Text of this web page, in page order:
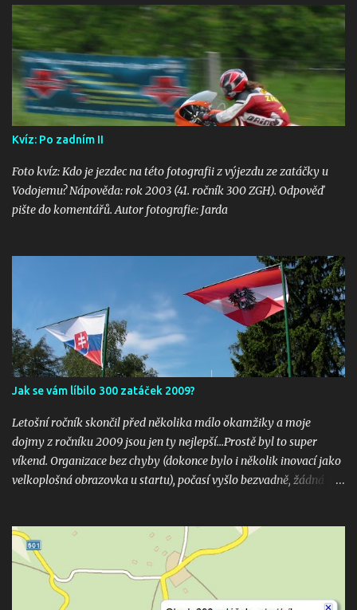
Kvíz: Po zadním II
Foto kvíz: Kdo je jezdec na této fotografii z výjezdu ze zatáčky u
Vodojemu? Nápověda: rok 2003 (41. ročník 300 ZGH). Odpověď
pište do komentářů. Autor fotografie: Jarda
Jak se vám líbilo 300 zatáček 2009?
Letošní ročník skončil před několika málo okamžiky a moje
dojmy z ročníku 2009 jsou jen ty nejlepší...Prostě byl to super
víkend. Organizace bez chyby (dokonce bylo i několik inovací jako
velkoplošná obrazovka u startu), počasí vyšlo bezvadně, žádná
email 300zatacek@gmail.com a podělte se s ostatními, budou
uveřejněny na těchto stránkých. Dík. A jak se líbily Zatáčky vám?
Pište do komentářů...